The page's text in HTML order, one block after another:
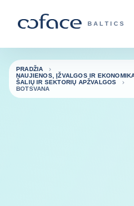
BALTICS
Grįžti į pradžią
PRADŽIA
NAUJIENOS, ĮŽVALGOS IR
ŠALIŲ IR SEKTORIŲ APŽVALGOS
BOTSVANA